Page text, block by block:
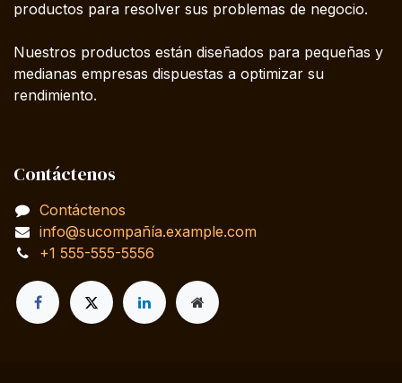
productos para resolver sus problemas de negocio.
Nuestros productos están diseñados para pequeñas y
medianas empresas dispuestas a optimizar su
rendimiento.
Contáctenos
Contáctenos
info@sucompañía.example.com
+1 555-555-5556